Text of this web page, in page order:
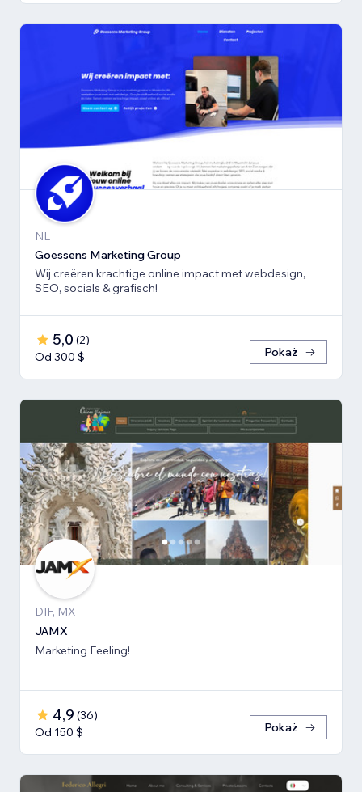
NL
Goessens Marketing Group
Wij creëren krachtige online impact met webdesign,
SEO, socials & grafisch!
5,0 (2)
Od 300 $
Pokaż
DIF, MX
JAMX
Marketing Feeling!
4,9 (36)
Od 150 $
Pokaż